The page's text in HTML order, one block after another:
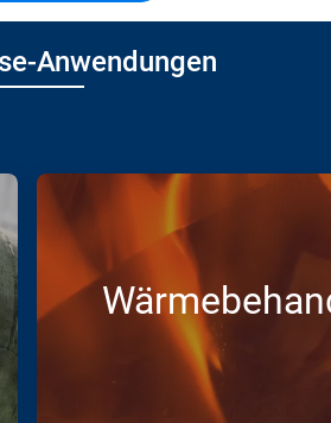
Anwendungen